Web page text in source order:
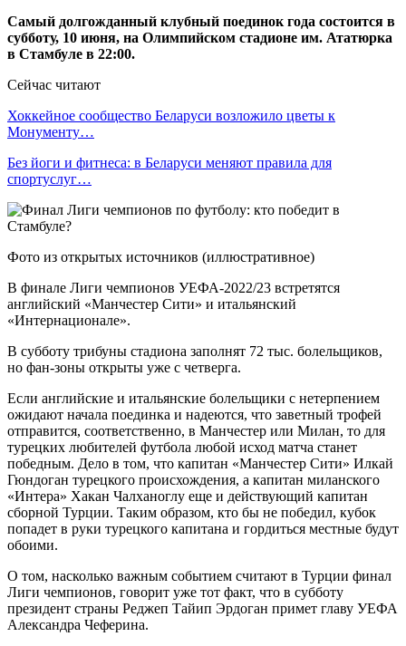
Самый долгожданный клубный поединок года состоится в
субботу, 10 июня, на Олимпийском стадионе им. Ататюрка
в Стамбуле в 22:00.
Сейчас читают
Хоккейное сообщество Беларуси возложило цветы к
Монументу…
Без йоги и фитнеса: в Беларуси меняют правила для
спортуслуг…
Фото из открытых источников (иллюстративное)
В финале Лиги чемпионов УЕФА-2022/23 встретятся
английский «Манчестер Сити» и итальянский
«Интернационале».
В субботу трибуны стадиона заполнят 72 тыс. болельщиков,
но фан-зоны открыты уже с четверга.
Если английские и итальянские болельщики с нетерпением
ожидают начала поединка и надеются, что заветный трофей
отправится, соответственно, в Манчестер или Милан, то для
турецких любителей футбола любой исход матча станет
победным. Дело в том, что капитан «Манчестер Сити» Илкай
Гюндоган турецкого происхождения, а капитан миланского
«Интера» Хакан Чалханоглу еще и действующий капитан
сборной Турции. Таким образом, кто бы не победил, кубок
попадет в руки турецкого капитана и гордиться местные будут
обоими.
О том, насколько важным событием считают в Турции финал
Лиги чемпионов, говорит уже тот факт, что в субботу
президент страны Реджеп Тайип Эрдоган примет главу УЕФА
Александра Чеферина.